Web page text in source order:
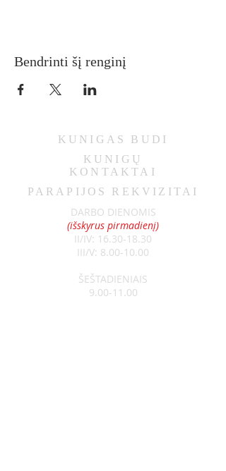
Bendrinti šį renginį
KUNIGAS BUDI
KUNIGŲ
KONTAKTAI
PARAPIJOS REKVIZITAI
DARBO DIENOMIS
(išskyrus pirmadienį)
II/IV: 16.30-18.30
III/V: 8.00-10.00
ŠEŠTADIENIAIS
9.00-11.00